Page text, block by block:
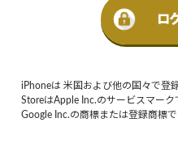
iPhoneは 米国および他の国々で登
StoreはApple Inc.のサービスマーク
Google Inc.の商標または登録商標で